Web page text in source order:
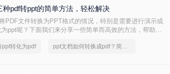
pdf转ppt的简单方法，轻松解决
PDF文件转换为PPT格式的情况，特别是需要进行演示或
ppt呢？下面我们来分享一些简单而高效的方法，帮助你
ppt转化为pdf ppt文档如何转换成pdf？简单易学的方法